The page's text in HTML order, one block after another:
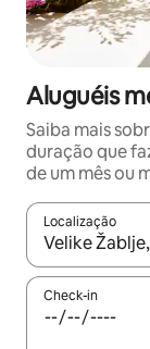
Aluguéis
Saiba mais
duração que
de um mês ou
Localização
Quando os
Check-in